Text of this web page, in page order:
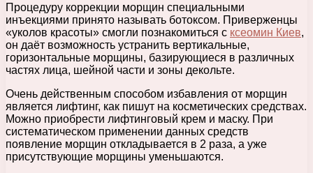
Процедуру коррекции морщин специальными
инъекциями принято называть ботоксом. Приверженцы
«уколов красоты» смогли познакомиться с ксеомин Киев,
он даёт возможность устранить вертикальные,
горизонтальные морщины, базирующиеся в различных
частях лица, шейной части и зоны декольте.
Очень действенным способом избавления от морщин
является лифтинг, как пишут на косметических средствах.
Можно приобрести лифтинговый крем и маску. При
систематическом применении данных средств
появление морщин откладывается в 2 раза, а уже
присутствующие морщины уменьшаются.